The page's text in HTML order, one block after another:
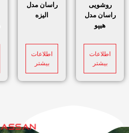
روشویی
راسان مدل
هیپو
اطلاعات
بیشتر
راسان مدل
الیزه
اطلاعات
بیشتر